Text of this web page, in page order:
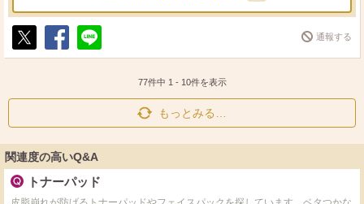
ポ
シ
送
通報する
77件中 1 - 10件を表示
もっとみる…
関連度の高いQ&A
トナーパッド